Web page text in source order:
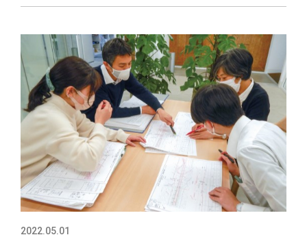
2022.05.01